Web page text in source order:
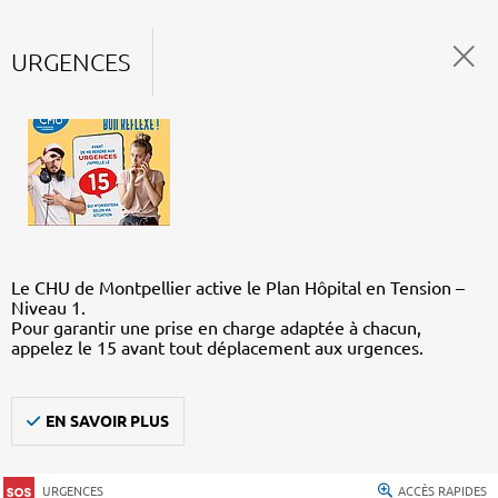
URGENCES
Le CHU de Montpellier active le Plan Hôpital en Tension –
Niveau 1.
Pour garantir une prise en charge adaptée à chacun,
appelez le 15 avant tout déplacement aux urgences.
EN SAVOIR PLUS
URGENCES ACCÈS RAPIDES